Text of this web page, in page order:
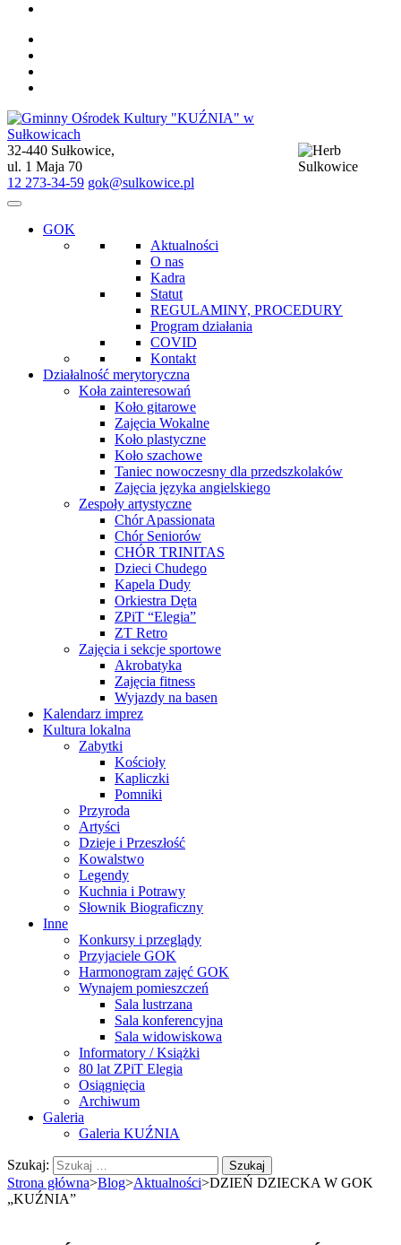
Gminny Ośrodek Kultury "KUŹNIA" w Sułkowicach
32-440 Sułkowice,
ul. 1 Maja 70
12 273-34-59 gok@sulkowice.pl
GOK
Aktualności
O nas
Kadra
Statut
REGULAMINY, PROCEDURY
Program działania
COVID
Kontakt
Działalność merytoryczna
Koła zainteresowań
Koło gitarowe
Zajęcia Wokalne
Koło plastyczne
Koło szachowe
Taniec nowoczesny dla przedszkolaków
Zajęcia języka angielskiego
Zespoły artystyczne
Chór Apassionata
Chór Seniorów
CHÓR TRINITAS
Dzieci Chudego
Kapela Dudy
Orkiestra Dęta
ZPiT “Elegia”
ZT Retro
Zajęcia i sekcje sportowe
Akrobatyka
Zajęcia fitness
Wyjazdy na basen
Kalendarz imprez
Kultura lokalna
Zabytki
Kościoły
Kapliczki
Pomniki
Przyroda
Artyści
Dzieje i Przeszłość
Kowalstwo
Legendy
Kuchnia i Potrawy
Słownik Biograficzny
Inne
Konkursy i przeglądy
Przyjaciele GOK
Harmonogram zajęć GOK
Wynajem pomieszczeń
Sala lustrzana
Sala konferencyjna
Sala widowiskowa
Informatory / Książki
80 lat ZPiT Elegia
Osiągnięcia
Archiwum
Galeria
Galeria KUŹNIA
Szukaj:
Strona główna>Blog>Aktualności>DZIEŃ DZIECKA W GOK
„KUŹNIA”